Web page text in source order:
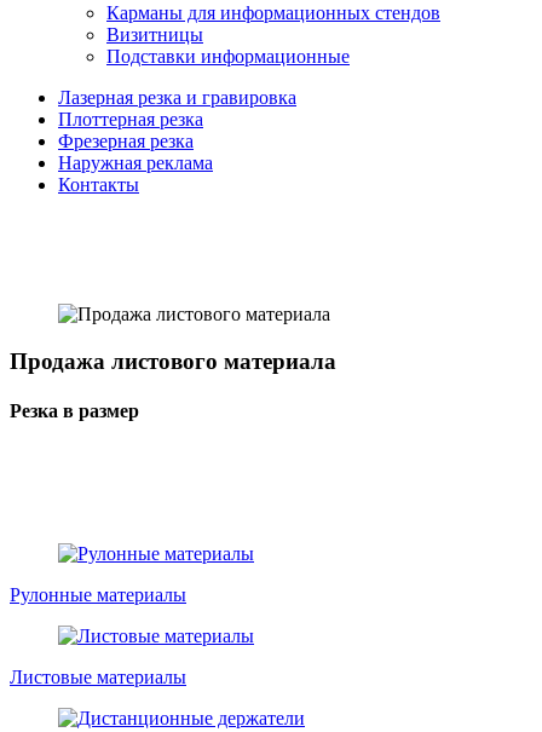
Карманы для информационных стендов
Визитницы
Подставки информационные
Лазерная резка и гравировка
Плоттерная резка
Фрезерная резка
Наружная реклама
Контакты
Продажа листового материала
Резка в размер
Рулонные материалы
Листовые материалы